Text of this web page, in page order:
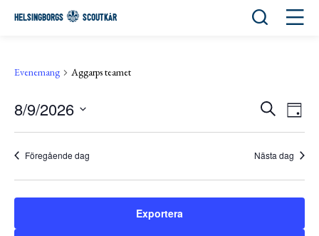
HELSINGBORGS SCOUTKÅR Öppna
Evenemang Aggarps teamet
Search
and
Views
Sök Day
8/9/2026
Välj
datum.
Föregående dag Nästa dag
Exportera